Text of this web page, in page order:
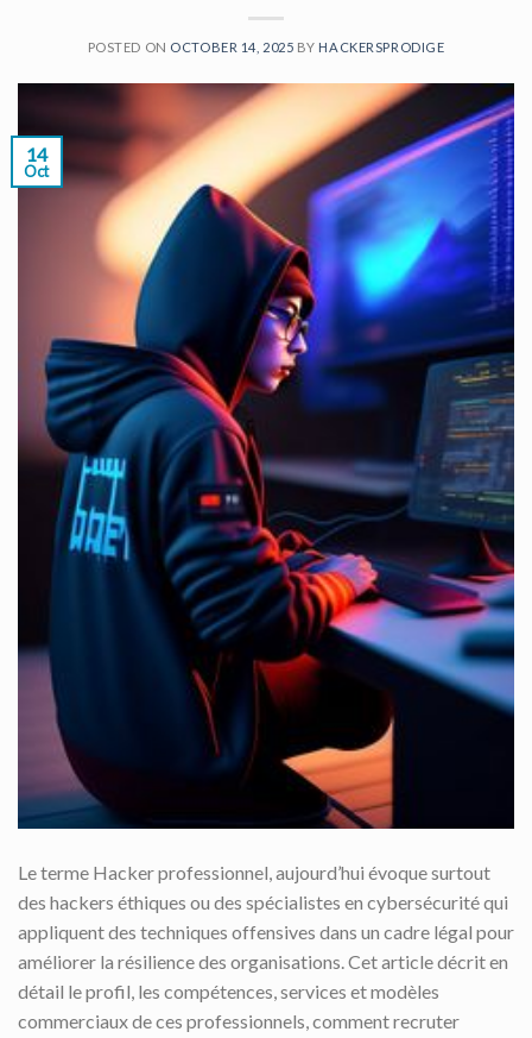
POSTED ON OCTOBER 14, 2025 BY HACKERSPRODIGE
14
Oct
Le terme Hacker professionnel, aujourd’hui évoque surtout
des hackers éthiques ou des spécialistes en cybersécurité qui
appliquent des techniques offensives dans un cadre légal pour
améliorer la résilience des organisations. Cet article décrit en
détail le profil, les compétences, services et modèles
commerciaux de ces professionnels, comment recruter